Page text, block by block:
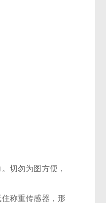
切勿为图方便，
称重传感器，形